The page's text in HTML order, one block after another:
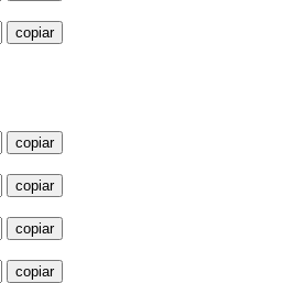
copiar
copiar
copiar
copiar
copiar